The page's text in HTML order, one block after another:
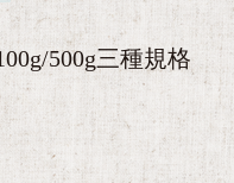
500g三種規格